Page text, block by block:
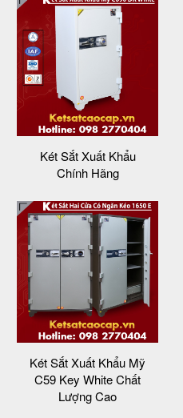
Két Sắt Xuất Khẩu
Chính Hãng
Két Sắt Xuất Khẩu Mỹ
C59 Key White Chất
Lượng Cao